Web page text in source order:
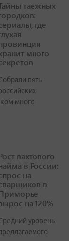
таежных
где
много
пять
много
вахтового
в России:
на
в
на 120%
уровень